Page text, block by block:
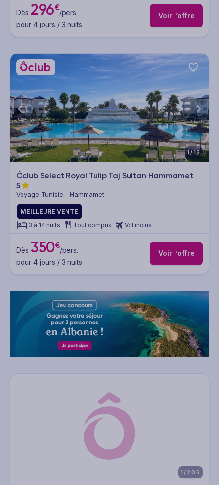
Dès 296€/pers.
pour 4 jours / 3 nuits
Voir l’offre
1/12
Ôclub Select Royal Tulip Taj Sultan Hammamet
5
Voyage Tunisie - Hammamet
MEILLEURE VENTE
3 à 14 nuits
Tout compris Vol inclus
Dès 350€/pers.
pour 4 jours / 3 nuits
Voir l’offre
1/206